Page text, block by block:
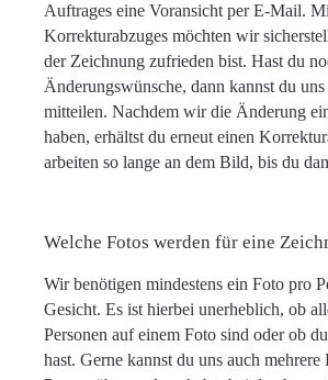
Auftrages eine Voransicht per E-Mail.
Korrekturabzuges möchten wir
der Zeichnung zufrieden bist. Hast du
Änderungswünsche, dann kannst du
mitteilen. Nachdem wir die Änderung
haben, erhältst du erneut einen
arbeiten so lange an dem Bild, bis du
Welche Fotos werden für eine
Wir benötigen mindestens ein Foto pro
Gesicht. Es ist hierbei unerheblich, ob
Personen auf einem Foto sind oder ob
hast. Gerne kannst du uns auch mehrere